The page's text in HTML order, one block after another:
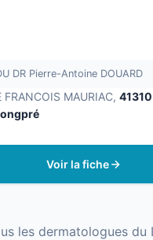
DR Pierre-Antoine DOUARD
FRANCOIS MAURIAC,
Voir la fiche
les dermatologues du